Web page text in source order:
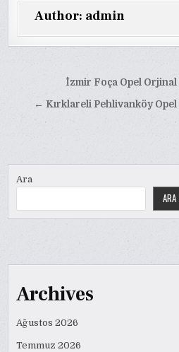
Author: admin
gezinmesi
İzmir Foça Opel Orjinal
← Kırklareli Pehlivanköy Opel
Ara
ARA
Archives
Ağustos 2026
Temmuz 2026